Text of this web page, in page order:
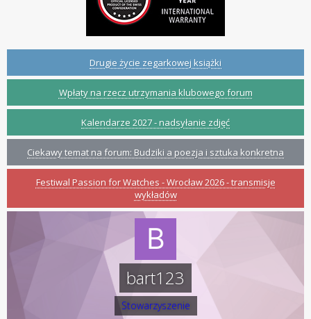
Drugie życie zegarkowej książki
Wpłaty na rzecz utrzymania klubowego forum
Kalendarze 2027 - nadsyłanie zdjęć
Ciekawy temat na forum: Budziki a poezja i sztuka konkretna
Festiwal Passion for Watches - Wrocław 2026 - transmisje
wykładów
bart123
Stowarzyszenie